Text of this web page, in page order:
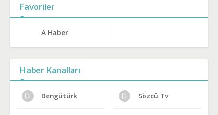
Favoriler
A Haber
Haber Kanalları
Bengütürk Sözcü Tv